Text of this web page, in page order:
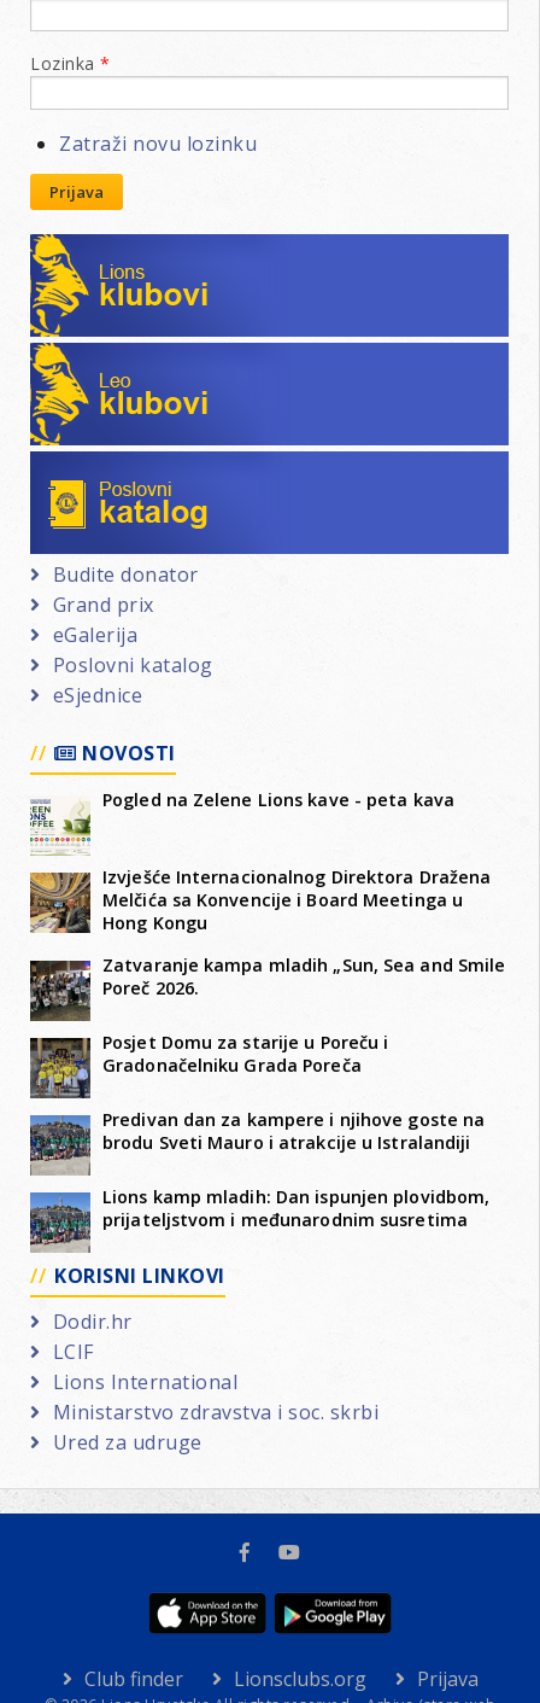
Lozinka *
Zatraži novu lozinku
Prijava
Lions klubovi
Leo klubovi
Budite donator
Grand prix
eGalerija
Poslovni katalog
eSjednice
NOVOSTI
Pogled na Zelene Lions kave - peta kava
Izvješće Internacionalnog Direktora Dražena
Melčića sa Konvencije i Board Meetinga u
Hong Kongu
Zatvaranje kampa mladih „Sun, Sea and Smile
Poreč 2026.
Posjet Domu za starije u Poreču i
Gradonačelniku Grada Poreča
Predivan dan za kampere i njihove goste na
brodu Sveti Mauro i atrakcije u Istralandiji
Lions kamp mladih: Dan ispunjen plovidbom,
prijateljstvom i međunarodnim susretima
KORISNI LINKOVI
Dodir.hr
LCIF
Lions International
Ministarstvo zdravstva i soc. skrbi
Ured za udruge
Club finder Lionsclubs.org Prijava